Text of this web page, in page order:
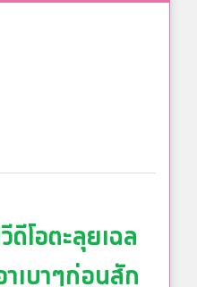
โอตะลุยเฉล
เบาๆก่อนสัก